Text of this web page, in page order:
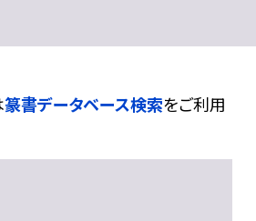
篆書データベース検索をご利用